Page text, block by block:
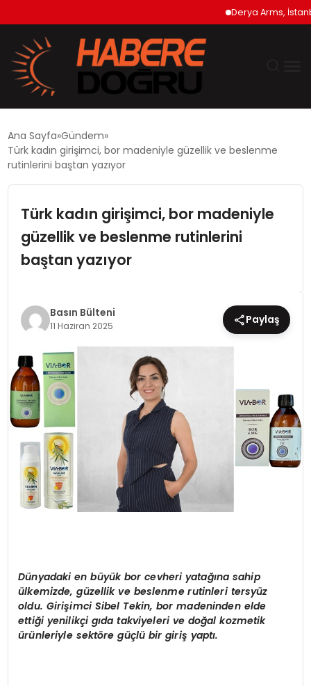
Derya Arms, İstanbul
EKONOMİ
DÜNYA
TEKNOLOJİ
SPOR
MAGAZİN
SAĞLIK
YAŞAM
Ana Sayfa Gündem
Türk kadın girişimci, bor madeniyle güzellik ve beslenme
rutinlerini baştan yazıyor
Türk kadın girişimci, bor madeniyle
güzellik ve beslenme rutinlerini
baştan yazıyor
Basın Bülteni
11 Haziran 2025 Paylaş
Dünyadaki en büyük bor cevheri yatağına sahip
ülkemizde, güzellik ve beslenme rutinleri tersyüz
oldu. Girişimci Sibel Tekin, bor madeninden elde
ettiği yenilikçi gıda takviyeleri ve doğal kozmetik
ürünleriyle sektöre güçlü bir giriş yaptı.